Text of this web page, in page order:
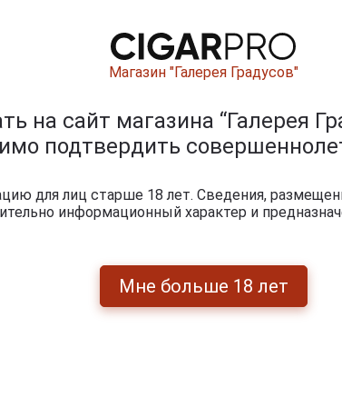
друга разнесло сразу.
Сильно действующий алкоголь
Магазин "Галерея Градусов"
на сайт магазина “Галерея
подтвердить
для лиц старше 18 лет. Сведения,
информационный характер и
Мне больше 18 лет